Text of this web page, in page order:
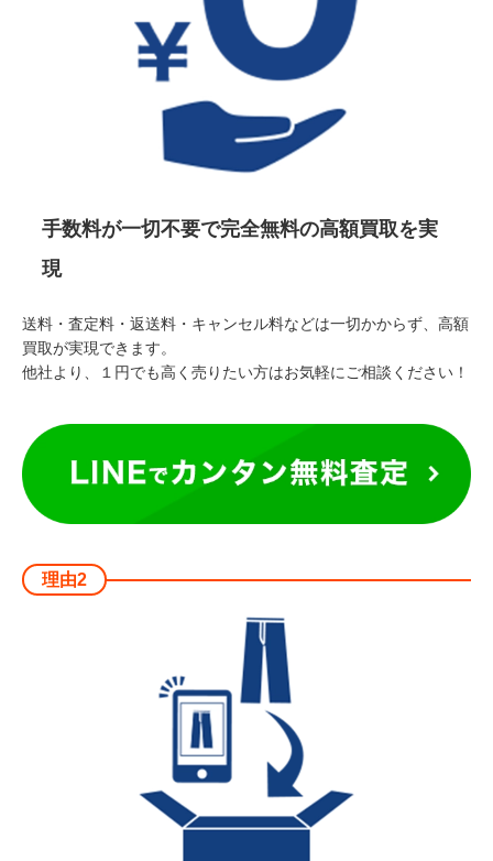
手数料が一切不要で完全無料の高額買取を実
現
送料・査定料・返送料・キャンセル料などは一切かからず、高額
買取が実現できます。
他社より、１円でも高く売りたい方はお気軽にご相談ください！
理由2